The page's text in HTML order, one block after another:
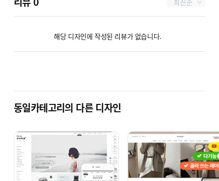
해당 디자인에 작성된 리뷰가 없습니다.
동일카테고리의 다른 디자인